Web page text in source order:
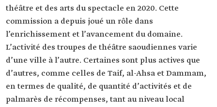
théâtre et des arts du spectacle en 2020. Cette
commission a depuis joué un rôle dans
l’enrichissement et l’avancement du domaine.
L’activité des troupes de théâtre saoudiennes varie
d’une ville à l’autre. Certaines sont plus actives que
d’autres, comme celles de Taif, al-Ahsa et Dammam,
en termes de qualité, de quantité d’activités et de
palmarès de récompenses, tant au niveau local